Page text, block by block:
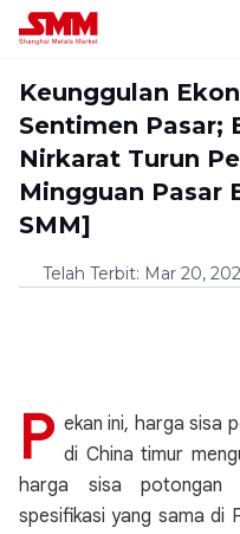
Keunggulan
Sentimen Pasar;
Nirkarat Turun
Mingguan Pasar
SMM]
Telah Terbit: Mar 20,
P ekan ini, harga sisa
di China timur
harga sisa potongan
spesifikasi yang sama di